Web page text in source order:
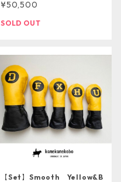
につき再販不可】
¥50,500
SOLD OUT
【Set】Smooth Yellow&B